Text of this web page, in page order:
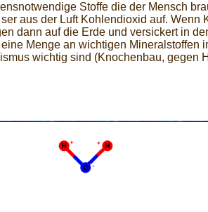
Stoffe die der Mensch
ser aus der Luft Kohlendioxid auf. Wenn
dann auf die Erde und versickert in
Menge an wichtigen Mineralstoffen
wichtig sind (Knochenbau, gegen